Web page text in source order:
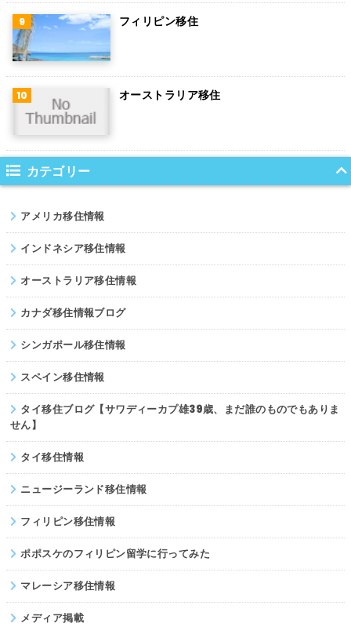
ハンガリー
ポーランド
南アフリカ
サウジアラビア
コロンビア
ノルウェー
ネパール
パキスタン
フィリピン移住
オーストラリア移住
カテゴリー
アメリカ移住情報
インドネシア移住情報
オーストラリア移住情報
カナダ移住情報ブログ
シンガポール移住情報
スペイン移住情報
タイ移住ブログ【サワディーカプ雄39歳、まだ誰のものでもありま
せん】
タイ移住情報
ニュージーランド移住情報
フィリピン移住情報
ポポスケのフィリピン留学に行ってみた
マレーシア移住情報
メディア掲載